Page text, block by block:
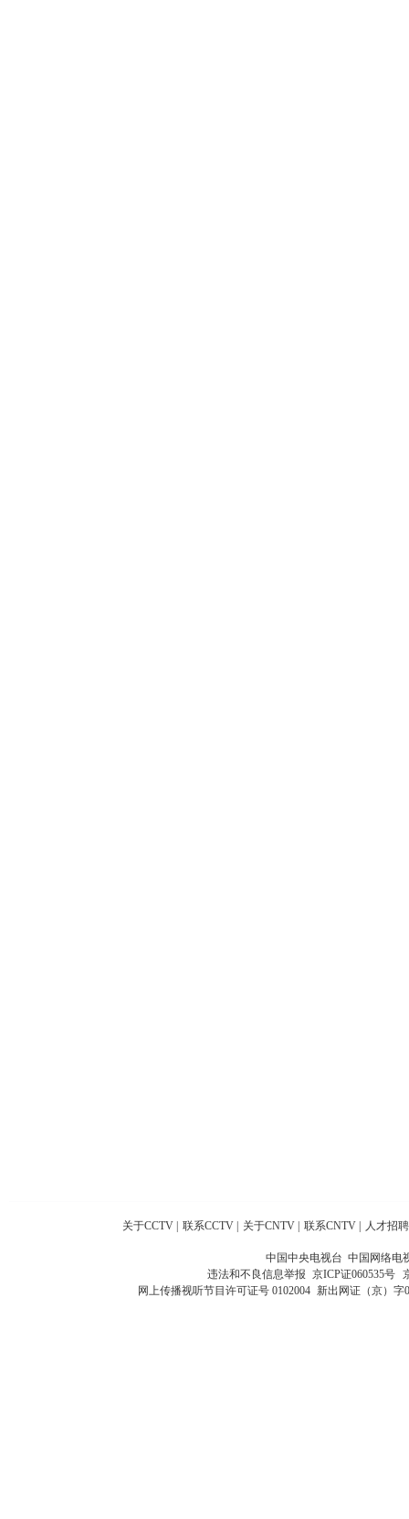
关于CCTV 联系CCTV 关于CNTV 联系CNTV 人才招聘
中国中央电视台 中国网络电
违法和不良信息举报 京ICP证060535号
网上传播视听节目许可证号 0102004 新出网证（京）